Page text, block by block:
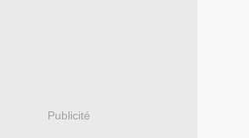
Publicité